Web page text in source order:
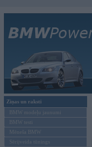
Ziņas un raksti
BMW modeļu jaunumi
BMW testi
Mēneša BMW
Sērijveida tūnings